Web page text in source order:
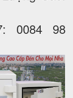
0084 98